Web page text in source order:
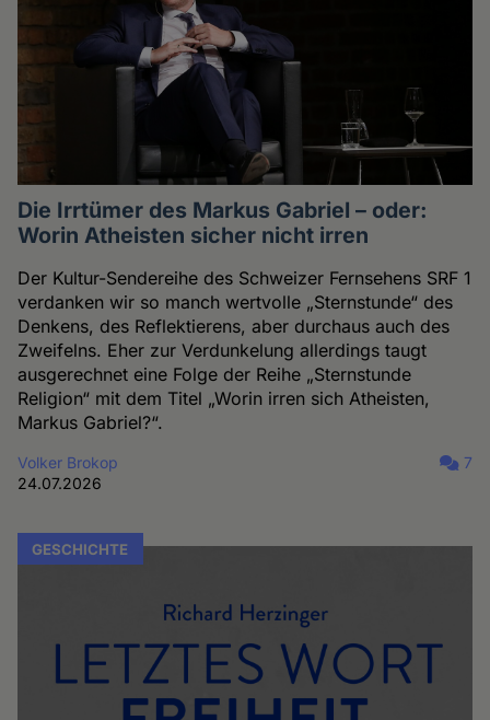
Die Irrtümer des Markus Gabriel – oder:
Worin Atheisten sicher nicht irren
Der Kultur-Sendereihe des Schweizer Fernsehens SRF 1
verdanken wir so manch wertvolle „Sternstunde“ des
Denkens, des Reflektierens, aber durchaus auch des
Zweifelns. Eher zur Verdunkelung allerdings taugt
ausgerechnet eine Folge der Reihe „Sternstunde
Religion“ mit dem Titel „Worin irren sich Atheisten,
Markus Gabriel?“.
Volker Brokop
24.07.2026
7
GESCHICHTE